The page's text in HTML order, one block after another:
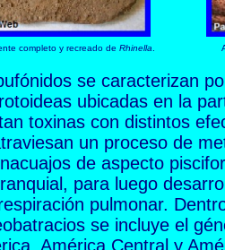
completo y recreado de Rhinella
se caracterizan
ubicadas en la
toxinas con distintos
un proceso de
de aspecto
para luego
pulmonar.
se incluye el
América Central y